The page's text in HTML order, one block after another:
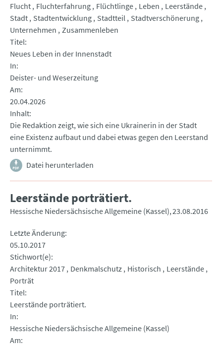
Flucht Fluchterfahrung Flüchtlinge Leben
Leerstände
Stadt Stadtentwicklung Stadtteil Stadtverschönerung
Unternehmen Zusammenleben
Titel
Neues Leben in der Innenstadt
In
Deister- und Weserzeitung
Am
20.04.2026
Inhalt
Die Redaktion zeigt, wie sich eine Ukrainerin in der Stadt
eine Existenz aufbaut und dabei etwas gegen den Leerstand
unternimmt.
Datei herunterladen
Leerstände porträtiert.
Hessische Niedersächsische Allgemeine (Kassel) 23.08.2016
Letzte Änderung
05.10.2017
Stichwort(e)
Architektur 2017 Denkmalschutz Historisch
Leerstände
Porträt
Titel
Leerstände porträtiert.
In
Hessische Niedersächsische Allgemeine (Kassel)
Am